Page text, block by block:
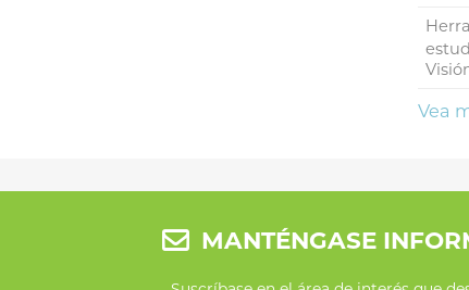
Vea
MANTÉNGASE